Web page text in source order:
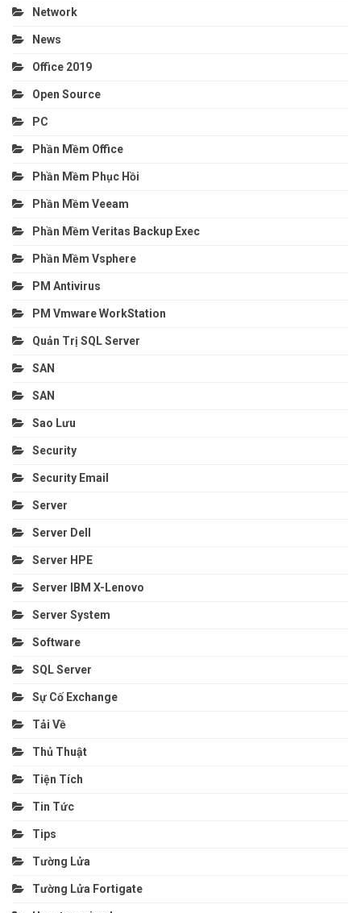
Network
News
Office 2019
Open Source
PC
Phần Mềm Office
Phần Mềm Phục Hồi
Phần Mềm Veeam
Phần Mềm Veritas Backup Exec
Phần Mềm Vsphere
PM Antivirus
PM Vmware WorkStation
Quản Trị SQL Server
SAN
SAN
Sao Lưu
Security
Security Email
Server
Server Dell
Server HPE
Server IBM X-Lenovo
Server System
Software
SQL Server
Sự Cố Exchange
Tải Về
Thủ Thuật
Tiện Tích
Tin Tức
Tips
Tường Lửa
Tường Lửa Fortigate